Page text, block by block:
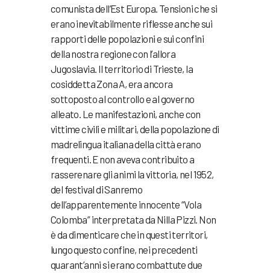
comunista dell’Est Europa. Tensioni che si
erano inevitabilmente riflesse anche sui
rapporti delle popolazioni e sui confini
della nostra regione con l’allora
Jugoslavia. Il territorio di Trieste, la
cosiddetta Zona A, era ancora
sottoposto al controllo e al governo
alleato. Le manifestazioni, anche con
vittime civili e militari, della popolazione di
madrelingua italiana della città erano
frequenti. E non aveva contribuito a
rasserenare gli animi la vittoria, nel 1952,
del festival di Sanremo
dell’apparentemente innocente “Vola
Colomba” interpretata da Nilla Pizzi. Non
è da dimenticare che in questi territori,
lungo questo confine, nei precedenti
quarant’anni si erano combattute due